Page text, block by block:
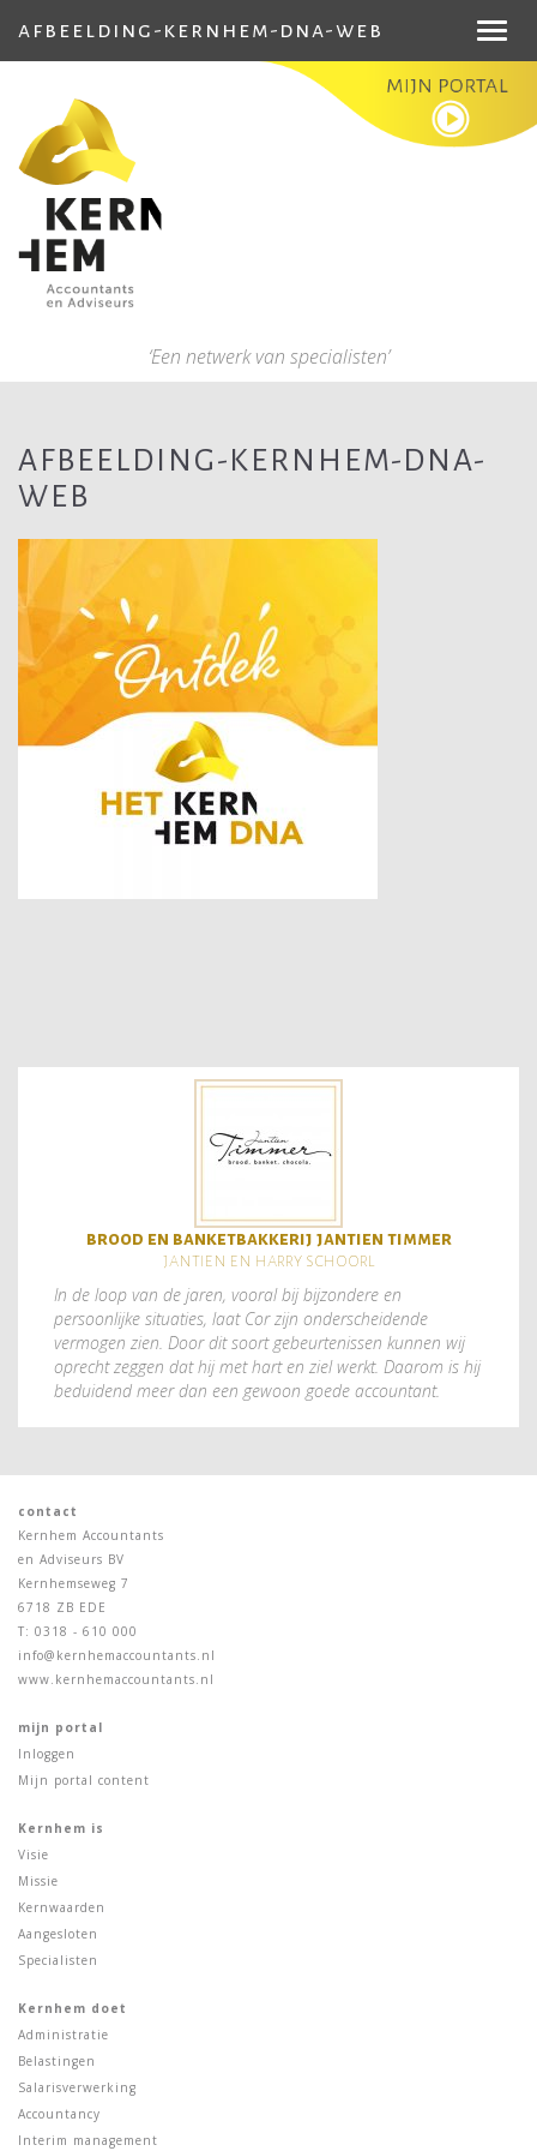
afbeelding-kernhem-dna-web
‘Een netwerk van specialisten’
AFBEELDING-KERNHEM-DNA-
WEB
brood en banketbakkerij jantien timmer
jantien en harry schoorl
In de loop van de jaren, vooral bij bijzondere en
persoonlijke situaties, laat Cor zijn onderscheidende
vermogen zien. Door dit soort gebeurtenissen kunnen wij
oprecht zeggen dat hij met hart en ziel werkt. Daarom is hij
beduidend meer dan een gewoon goede accountant.
contact
Kernhem Accountants
en Adviseurs BV
Kernhemseweg 7
6718 ZB EDE
T: 0318 - 610 000
info@kernhemaccountants.nl
www.kernhemaccountants.nl
mijn portal
Inloggen
Mijn portal content
Kernhem is
Visie
Missie
Kernwaarden
Aangesloten
Specialisten
Kernhem doet
Administratie
Belastingen
Salarisverwerking
Accountancy
Interim management